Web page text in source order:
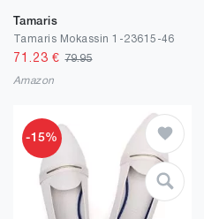
Tamaris
Tamaris Mokassin 1-23615-46
71.23 €79.95
Amazon
-15%